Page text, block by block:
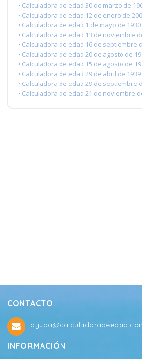
• Calculadora de edad 30 de marzo de
• Calculadora de edad 12 de enero de
• Calculadora de edad 1 de mayo de 1930
• Calculadora de edad 13 de noviembre
• Calculadora de edad 16 de septiembre
• Calculadora de edad 20 de agosto de
• Calculadora de edad 15 de agosto de
• Calculadora de edad 29 de abril de 1939
• Calculadora de edad 29 de septiembre
• Calculadora de edad 21 de noviembre
CONTACTO
INFORMACIÓN